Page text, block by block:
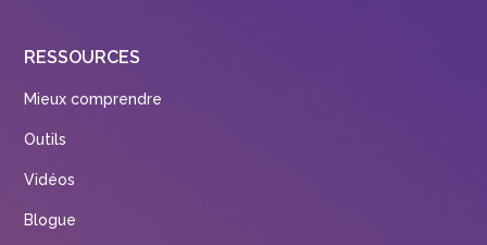
RESSOURCES
Mieux comprendre
Outils
Vidéos
Blogue